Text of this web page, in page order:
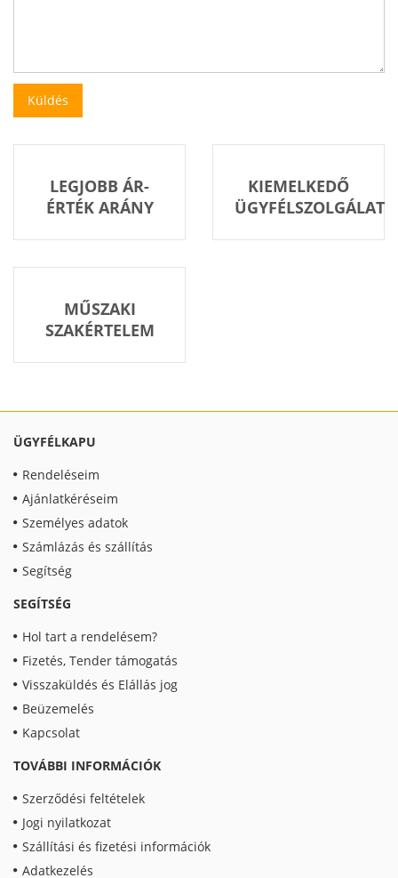
LEGJOBB ÁR-
ÉRTÉK ARÁNY
KIEMELKEDŐ
ÜGYFÉLSZOLGÁLAT
MŰSZAKI
SZAKÉRTELEM
ÜGYFÉLKAPU
Rendeléseim
Ajánlatkéréseim
Személyes adatok
Számlázás és szállítás
Segítség
SEGÍTSÉG
Hol tart a rendelésem?
Fizetés, Tender támogatás
Visszaküldés és Elállás jog
Beüzemelés
Kapcsolat
TOVÁBBI INFORMÁCIÓK
Szerződési feltételek
Jogi nyilatkozat
Szállítási és fizetési információk
Adatkezelés